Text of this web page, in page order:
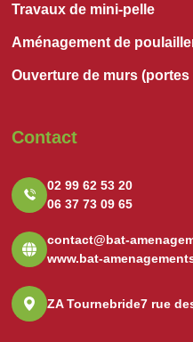
Travaux de mini-pelle
Aménagement de
Ouverture de murs (portes
Contact
02 99 62 53 20
06 37 73 09 65
contact@bat-
www.bat-
ZA Tournebride7 rue